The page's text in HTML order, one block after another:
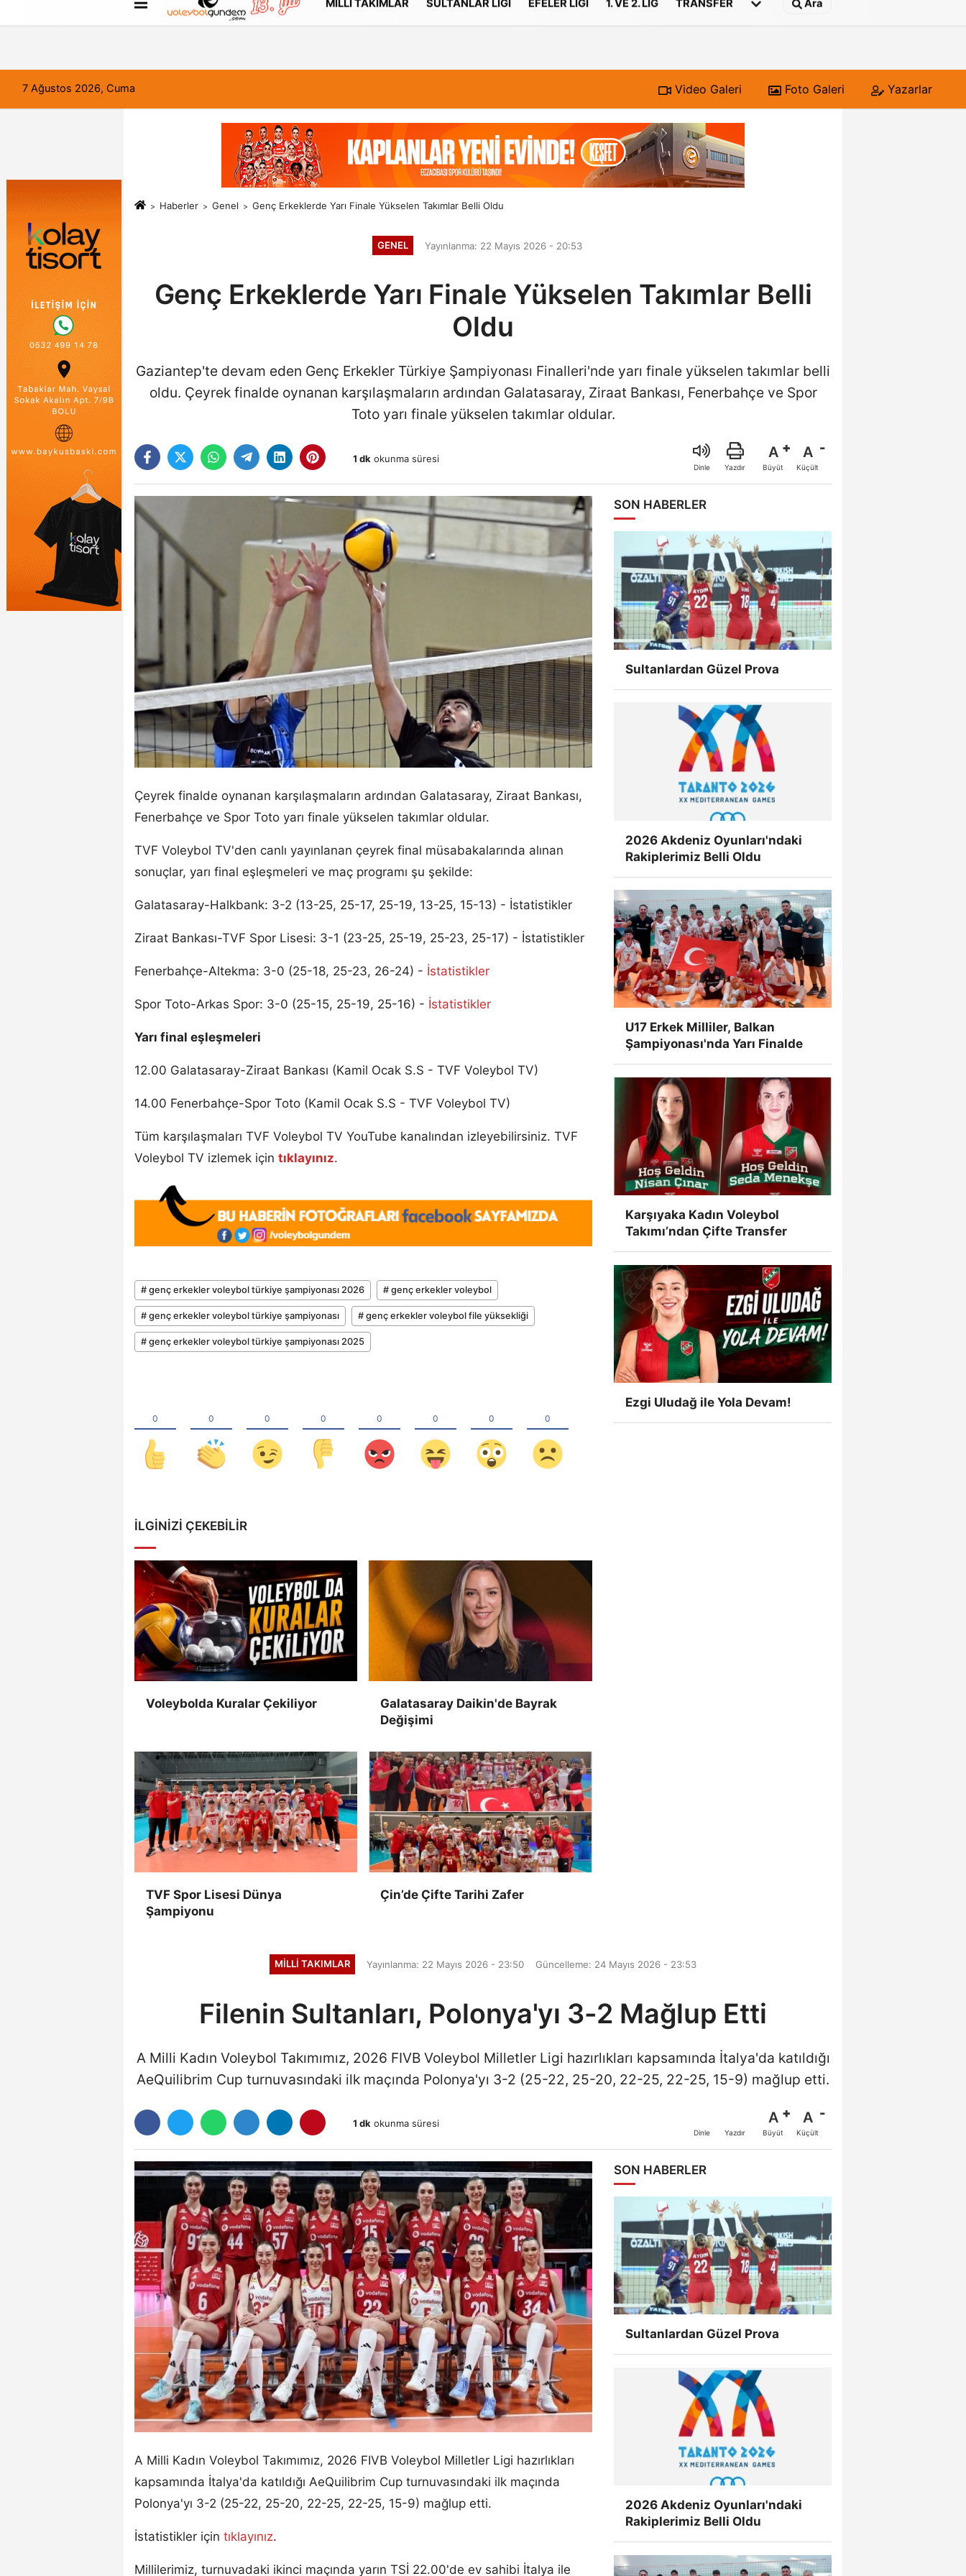
FORUM Haber Gönder Künye
MILLI TAKIMLAR SULTANLAR LIGI EFELER LIGI 1. VE 2. LIG TRANSFER Ara
7 Ağustos 2026, Cuma Video Galeri Foto Galeri Yazarlar
Haberler Genel Genç Erkeklerde Yarı Finale Yükselen Takımlar Belli Oldu
GENEL Yayınlanma: 22 Mayıs 2026 - 20:53
Genç Erkeklerde Yarı Finale Yükselen Takımlar Belli
Oldu
Gaziantep'te devam eden Genç Erkekler Türkiye Şampiyonası Finalleri'nde yarı finale yükselen takımlar belli
oldu. Çeyrek finalde oynanan karşılaşmaların ardından Galatasaray, Ziraat Bankası, Fenerbahçe ve Spor
Toto yarı finale yükselen takımlar oldular.
1 dk okunma süresi
Dinle Yazdır
A
Büyüt
A
Küçült
Çeyrek finalde oynanan karşılaşmaların ardından Galatasaray, Ziraat Bankası,
Fenerbahçe ve Spor Toto yarı finale yükselen takımlar oldular.
TVF Voleybol TV'den canlı yayınlanan çeyrek final müsabakalarında alınan
sonuçlar, yarı final eşleşmeleri ve maç programı şu şekilde:
Galatasaray-Halkbank: 3-2 (13-25, 25-17, 25-19, 13-25, 15-13) - İstatistikler
Ziraat Bankası-TVF Spor Lisesi: 3-1 (23-25, 25-19, 25-23, 25-17) - İstatistikler
Fenerbahçe-Altekma: 3-0 (25-18, 25-23, 26-24) - İstatistikler
Spor Toto-Arkas Spor: 3-0 (25-15, 25-19, 25-16) - İstatistikler
Yarı final eşleşmeleri
12.00 Galatasaray-Ziraat Bankası (Kamil Ocak S.S - TVF Voleybol TV)
14.00 Fenerbahçe-Spor Toto (Kamil Ocak S.S - TVF Voleybol TV)
Tüm karşılaşmaları TVF Voleybol TV YouTube kanalından izleyebilirsiniz. TVF
Voleybol TV izlemek için tıklayınız.
# genç erkekler voleybol türkiye şampiyonası 2026 # genç erkekler voleybol
# genç erkekler voleybol türkiye şampiyonası # genç erkekler voleybol file yüksekliği
# genç erkekler voleybol türkiye şampiyonası 2025
İLGINIZI ÇEKEBILIR
Voleybolda Kuralar Çekiliyor
Galatasaray Daikin'de Bayrak
Değişimi
TVF Spor Lisesi Dünya
Şampiyonu
Çin’de Çifte Tarihi Zafer
SON HABERLER
Sultanlardan Güzel Prova
2026 Akdeniz Oyunları'ndaki
Rakiplerimiz Belli Oldu
U17 Erkek Milliler, Balkan
Şampiyonası'nda Yarı Finalde
Karşıyaka Kadın Voleybol
Takımı’ndan Çifte Transfer
Ezgi Uludağ ile Yola Devam!
MILLI TAKIMLAR Yayınlanma: 22 Mayıs 2026 - 23:50 Güncelleme: 24 Mayıs 2026 - 23:53
Filenin Sultanları, Polonya'yı 3-2 Mağlup Etti
A Milli Kadın Voleybol Takımımız, 2026 FIVB Voleybol Milletler Ligi hazırlıkları kapsamında İtalya'da katıldığı
AeQuilibrim Cup turnuvasındaki ilk maçında Polonya'yı 3-2 (25-22, 25-20, 22-25, 22-25, 15-9) mağlup etti.
1 dk okunma süresi
Dinle Yazdır
A
Büyüt
A
Küçült
A Milli Kadın Voleybol Takımımız, 2026 FIVB Voleybol Milletler Ligi hazırlıkları
kapsamında İtalya'da katıldığı AeQuilibrim Cup turnuvasındaki ilk maçında
Polonya'yı 3-2 (25-22, 25-20, 22-25, 22-25, 15-9) mağlup etti.
İstatistikler için tıklayınız.
Millilerimiz, turnuvadaki ikinci maçında yarın TSİ 22.00'de ev sahibi İtalya ile
SON HABERLER
Sultanlardan Güzel Prova
2026 Akdeniz Oyunları'ndaki
Rakiplerimiz Belli Oldu